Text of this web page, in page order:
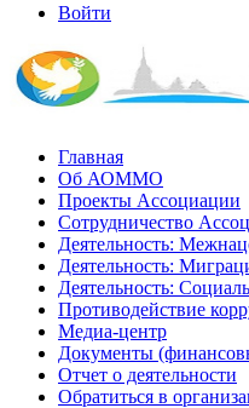
Войти
Главная
Об АОММО
Проекты Ассоциации
Сотрудничество
Деятельность:
Деятельность:
Деятельность:
Противодействие
Медиа-центр
Документы
Отчет о деятельности
Обратиться в